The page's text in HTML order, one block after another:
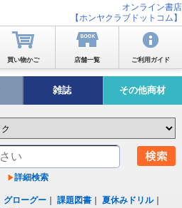
オンライン書店
【ホンヤクラブドットコム】
買い物かご 店舗一覧 ご利用ガイド
雑誌 その他商材
詳細検索
グローグー ｜課題図書 ｜夏休みドリル｜